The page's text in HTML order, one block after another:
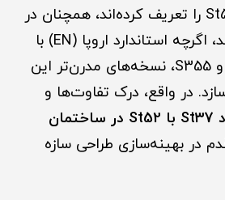
فولادهای St37 و St52 را تعریف کرده‌اند، همچنان در
زبان فنی رایج هستند، اگرچه استاندارد اروپا (EN) با
نام‌گذاری‌های S235 و S355، نسخه‌های مدرن‌تر این
در واقع، درک تفاوت‌ها و
مقایسه عملکرد فولاد St37 با St52 در ساختمان
در بهینه‌سازی طراحی سازه